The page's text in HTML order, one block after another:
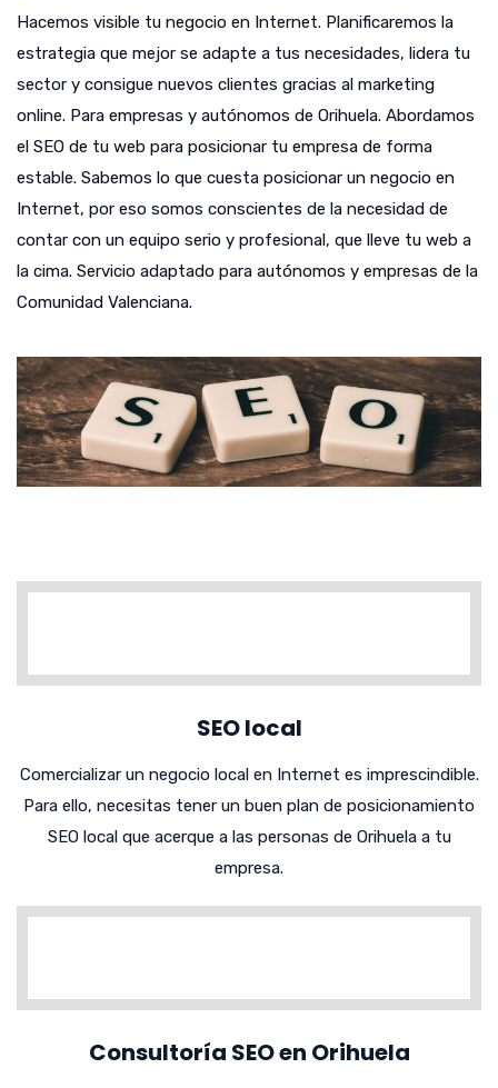
Hacemos visible tu negocio en Internet. Planificaremos la
estrategia que mejor se adapte a tus necesidades, lidera tu
sector y consigue nuevos clientes gracias al marketing
online. Para empresas y autónomos de Orihuela. Abordamos
el SEO de tu web para posicionar tu empresa de forma
estable. Sabemos lo que cuesta posicionar un negocio en
Internet, por eso somos conscientes de la necesidad de
contar con un equipo serio y profesional, que lleve tu web a
la cima. Servicio adaptado para autónomos y empresas de la
Comunidad Valenciana.
SEO local
Comercializar un negocio local en Internet es imprescindible.
Para ello, necesitas tener un buen plan de posicionamiento
SEO local que acerque a las personas de Orihuela a tu
empresa.
Consultoría SEO en Orihuela